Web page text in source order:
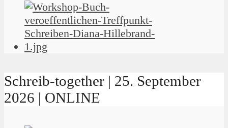
Schreib-together | 25. September
2026 | ONLINE